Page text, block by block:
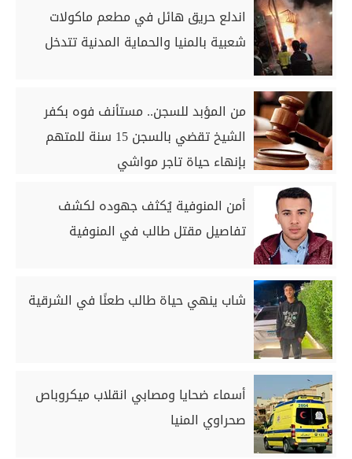
اندلع حريق هائل في مطعم ماكولات
شعبية بالمنيا والحماية المدنية تتدخل
من المؤبد للسجن.. مستأنف فوه بكفر
الشيخ تقضي بالسجن 15 سنة للمتهم
بإنهاء حياة تاجر مواشي
أمن المنوفية يُكثف جهوده لكشف
تفاصيل مقتل طالب في المنوفية
شاب ينهي حياة طالب طعنًا في الشرقية
أسماء ضحايا ومصابي انقلاب ميكروباص
صحراوي المنيا